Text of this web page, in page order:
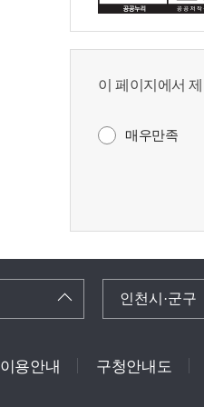
이 페이지에서
매우만족
인천시·군구
이용안내 구청안내도